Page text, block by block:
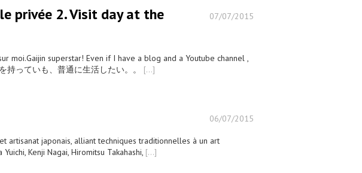
privée 2. Visit day at the
07/07/2015
moi.Gaijin superstar! Even if I have a blog and a Youtube channel ,
持っていも、普通に生活したい。。 [...]
06/07/2015
artisanat japonais, alliant techniques traditionnelles à un art
Kenji Nagai, Hiromitsu Takahashi, [...]